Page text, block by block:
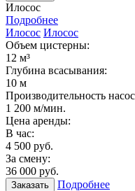
Илосос
Подробнее
Илосос Илосос
Объем цистерны:
12 м³
Глубина всасывания:
10 м
Производительность
1 200 м/мин.
Цена аренды:
В час:
4 500 руб.
За смену:
36 000 руб.
Заказать
Подробнее